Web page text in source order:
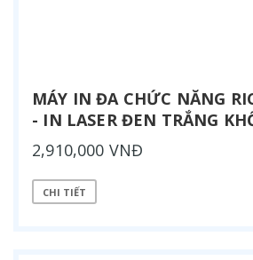
MÁY IN ĐA CHỨC NĂNG
- IN LASER ĐEN TRẮNG
2,910,000 VNĐ
CHI TIẾT